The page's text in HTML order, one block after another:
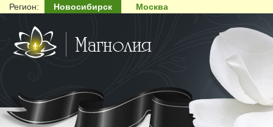
Регион: Новосибирск Москва